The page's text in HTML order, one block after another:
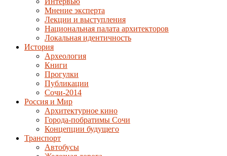
Мнение эксперта
Лекции и выступления
Национальная палата архитекторов
Локальная идентичность
История
Археология
Книги
Прогулки
Публикации
Сочи-2014
Россия и Мир
Архитектурное кино
Города-побратимы Сочи
Концепции будущего
Транспорт
Автобусы